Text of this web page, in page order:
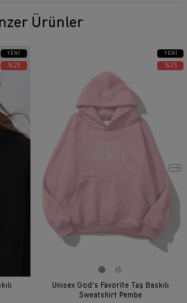
Ürünler
YENI
ÜRÜN
%25
Unisex God's Favorite Taş Baskılı
Sweatshirt Pembe
YENI
ÜRÜN
%25